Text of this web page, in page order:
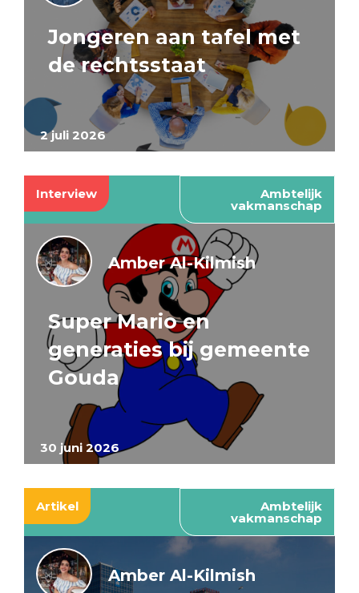
2 juli 2026
Jongeren aan tafel met
de rechtsstaat
Interview Ambtelijk
vakmanschap
30 juni 2026
Amber Al-Kilmish
Super Mario en
generaties bij gemeente
Gouda
Artikel Ambtelijk
vakmanschap
Amber Al-Kilmish